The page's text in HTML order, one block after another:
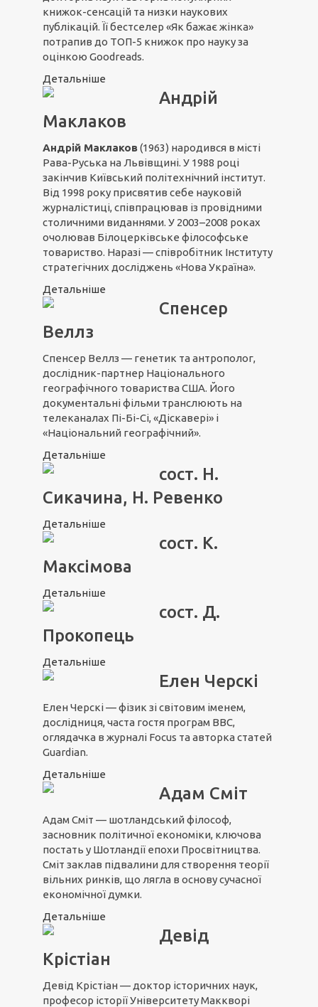
книжок-сенсацій та низки наукових
публікацій. Її бестселер «Як бажає жінка»
потрапив до ТОП-5 книжок про науку за
оцінкою Goodreads.
Детальніше
Андрій
Маклаков
Андрій Маклаков(1963) народився в місті
Рава-Руська на Львівщині. У 1988 році
закінчив Київський політехнічний інститут.
Від 1998 року присвятив себе науковій
журналістиці, співпрацював із провідними
столичними виданнями. У 2003–2008 роках
очолював Білоцерківське філософське
товариство. Наразі — співробітник Інституту
стратегічних досліджень «Нова Україна».
Детальніше
Спенсер
Веллз
Спенсер Веллз — генетик та антрополог,
дослідник-партнер Національного
географічного товариства США. Його
документальні фільми транслюють на
телеканалах Пі-Бі-Сі, «Діскавері» і
«Національний географічний».
Детальніше
сост. Н.
Сикачина, Н. Ревенко
Детальніше
сост. К.
Максімова
Детальніше
сост. Д.
Прокопець
Детальніше
Елен Черскі
Елен Черскі — фізик зі світовим іменем,
дослідниця, часта гостя програм ВВС,
оглядачка в журналі Focus та авторка статей
Guardian.
Детальніше
Адам Сміт
Адам Сміт — шотландський філософ,
засновник політичної економіки, ключова
постать у Шотландії епохи Просвітництва.
Сміт заклав підвалини для створення теорії
вільних ринків, що лягла в основу сучасної
економічної думки.
Детальніше
Девід
Крістіан
Девід Крістіан — доктор історичних наук,
професор історії Університету Маккворі